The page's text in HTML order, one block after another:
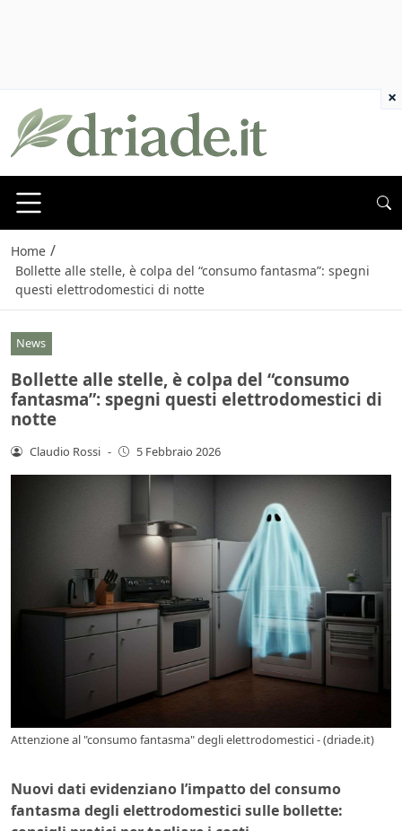
Home /
Bollette alle stelle, è colpa del “consumo fantasma”: spegni
questi elettrodomestici di notte
News
Bollette alle stelle, è colpa del “consumo
fantasma”: spegni questi elettrodomestici di
notte
Claudio Rossi - 5 Febbraio 2026
Attenzione al "consumo fantasma" degli elettrodomestici - (driade.it)
Nuovi dati evidenziano l’impatto del consumo
fantasma degli elettrodomestici sulle bollette:
×